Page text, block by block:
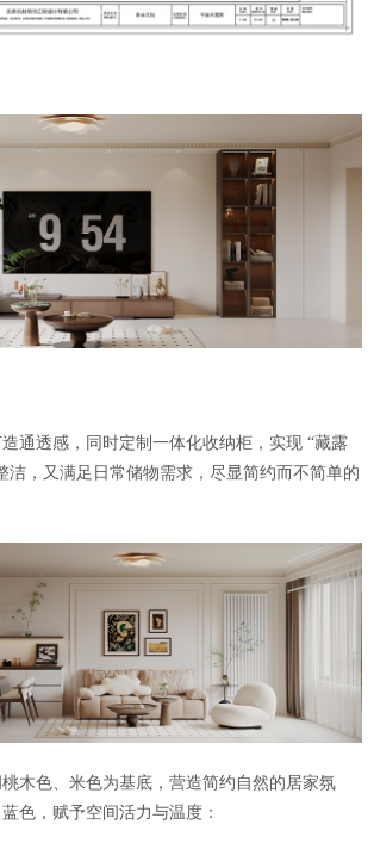
通透感，同时定制一体化收纳柜，实现 “藏露
洁，又满足日常储物需求，尽显简约而不简单的
木色、米色为基底，营造简约自然的居家氛
色，赋予空间活力与温度：